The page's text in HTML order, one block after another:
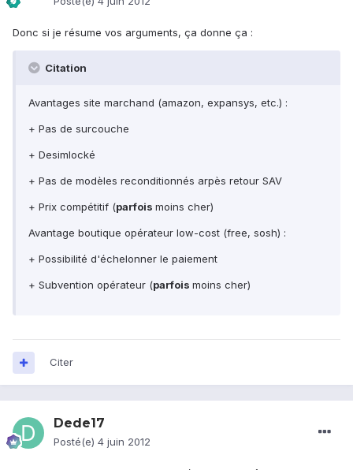
Donc si je résume vos arguments, ça donne ça :
Citation
Avantages site marchand (amazon, expansys, etc.) :
+ Pas de surcouche
+ Desimlocké
+ Pas de modèles reconditionnés arpès retour SAV
+ Prix compétitif (parfois moins cher)
Avantage boutique opérateur low-cost (free, sosh) :
+ Possibilité d'échelonner le paiement
+ Subvention opérateur (parfois moins cher)
Citer
Dede17
Posté(e) 4 juin 2012